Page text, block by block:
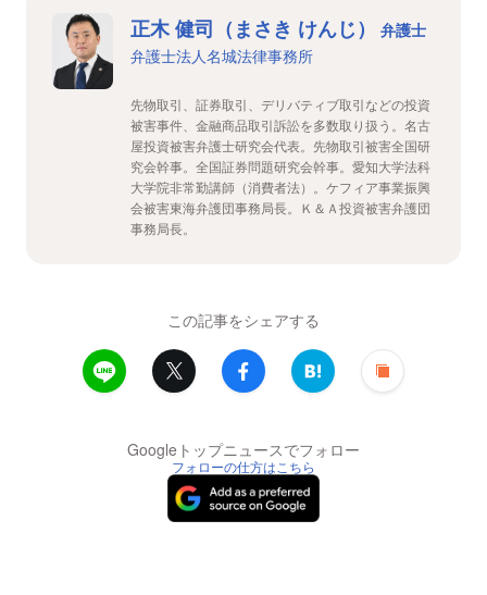
正木 健司（まさき けんじ）
弁護士
弁護士法人名城法律事務所
先物取引、証券取引、デリバティブ取引などの投資
被害事件、金融商品取引訴訟を多数取り扱う。名古
屋投資被害弁護士研究会代表。先物取引被害全国研
究会幹事。全国証券問題研究会幹事。愛知大学法科
大学院非常勤講師（消費者法）。ケフィア事業振興
会被害東海弁護団事務局長。Ｋ＆Ａ投資被害弁護団
事務局長。
この記事をシェアする
Googleトップニュースでフォロー
フォローの仕方はこちら